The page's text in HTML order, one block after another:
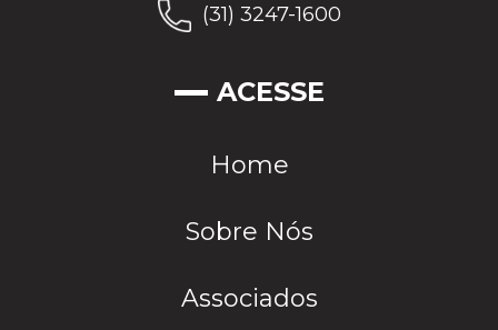
(31) 3247-1600
ACESSE
Home
Sobre Nós
Associados